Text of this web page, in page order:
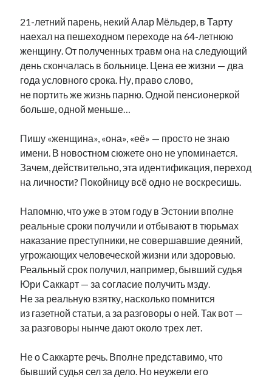
евросоюз интервью история кабинетные истории
кая каллас книга маська нарва
образование обучение эстонскому
парламент
подкаст потеряны данные пресса программа
рийгикогу
т.х. ильвес танк фотоотчет экономика экономика эстонии
эстония эстонский язык
Михаил Стальнухин:
mstalnuhhin@gmail.com
Отзывы и предложения по блогу:
anton.stalnuhhin@gmail.com
21-летний парень, некий Алар Мёльдер, в Тарту
наехал на пешеходном переходе на 64-летнюю
женщину. От полученных травм она на следующий
день скончалась в больнице. Цена ее жизни — два
года условного срока. Ну, право слово,
не портить же жизнь парню. Одной пенсионеркой
больше, одной меньше…
Пишу «женщина», «она», «её» — просто не знаю
имени. В новостном сюжете оно не упоминается.
Зачем, действительно, эта идентификация, переход
на личности? Покойницу всё одно не воскресишь.
Напомню, что уже в этом году в Эстонии вполне
реальные сроки получили и отбывают в тюрьмах
наказание преступники, не совершавшие деяний,
угрожающих человеческой жизни или здоровью.
Реальный срок получил, например, бывший судья
Юри Саккарт — за согласие получить мзду.
Не за реальную взятку, насколько помнится
из газетной статьи, а за разговоры о ней. Так вот —
за разговоры нынче дают около трех лет.
Не о Саккарте речь. Вполне представимо, что
бывший судья сел за дело. Но неужели его